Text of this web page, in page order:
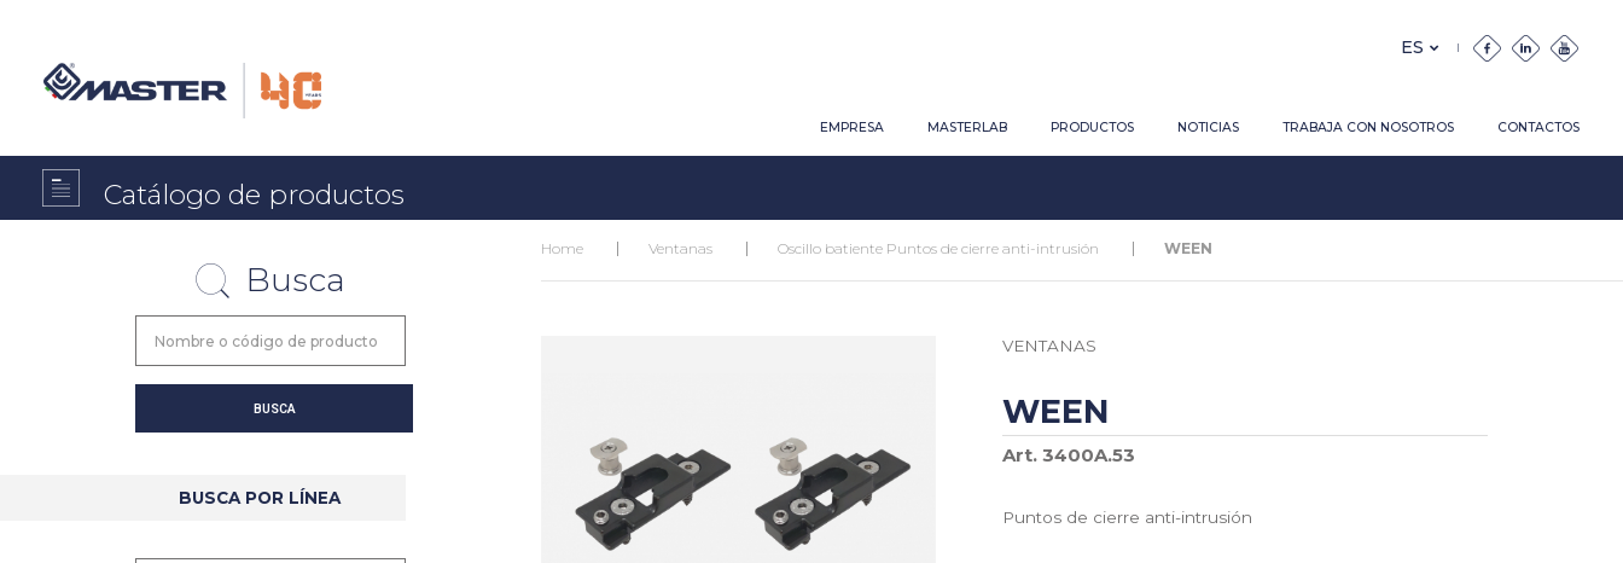
EMPRESA MASTERLAB PRODUCTOS NOTICIAS TRABAJA CON NOSOTROS CONTACTOS
Catálogo de productos
Busca
BUSCA POR LÍNEA
Home Ventanas Oscillo batiente Puntos de cierre anti-intrusión WEEN
VENTANAS
WEEN
Art. 3400A.53
Puntos de cierre anti-intrusión